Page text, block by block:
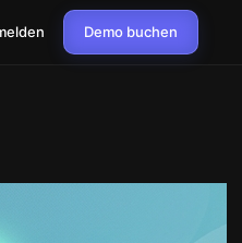
Demo buchen